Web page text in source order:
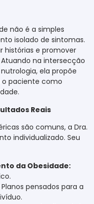
não é a simples
isolado de sintomas.
histórias e promover
na intersecção
ela propõe
paciente como
Reais
são comuns, a Dra.
individualizado. Seu
da Obesidade:
Planos pensados para a